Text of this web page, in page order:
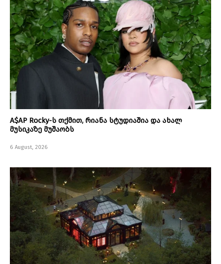
A$AP Rocky-ს თქმით, რიანა სტუდიაშია და ახალ
მუსიკაზე მუშაობს
6 August, 2026